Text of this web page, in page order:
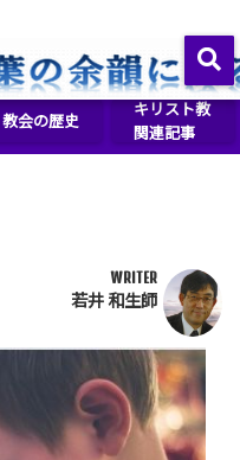
教会の歴史
キリスト教
関連記事
WRITER
若井 和生師